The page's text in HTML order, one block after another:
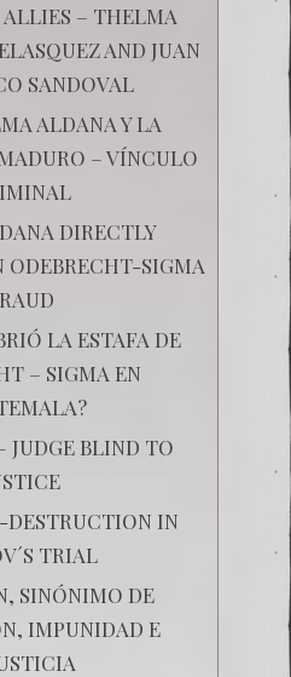
– THELMA
AND JUAN
SANDOVAL
ALDANA Y LA
– VÍNCULO
DIRECTLY
ODEBRECHT-SIGMA
LA ESTAFA DE
– SIGMA EN
JUDGE BLIND TO
DESTRUCTION IN
TRIAL
SINÓNIMO DE
IMPUNIDAD E